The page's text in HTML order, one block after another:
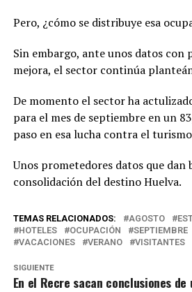
Pero, ¿cómo se distribuye esa
Sin embargo, ante unos datos con
mejora, el sector continúa
De momento el sector ha
para el mes de septiembre en un
paso en esa lucha contra el
Unos prometedores datos que dan
consolidación del destino Huelva.
TEMAS RELACIONADOS: AGOSTO
HOTELES
OCUPACIÓN SEPTIEMBRE
VACACIONES
VERANO VISITANTES
SIGUIENTE
En el Recre sacan conclusiones de